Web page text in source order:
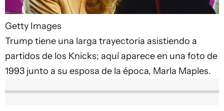
Getty Images
Trump tiene una larga trayectoria asistiendo a
partidos de los Knicks; aquí aparece en una foto de
1993 junto a su esposa de la época, Marla Maples.